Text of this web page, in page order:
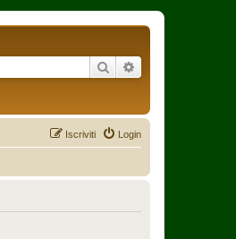
Cerca
Login
Iscriviti